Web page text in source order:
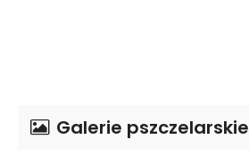
Galerie pszczelarskie